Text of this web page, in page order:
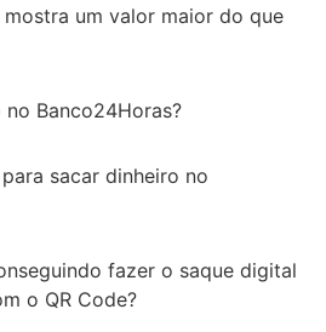
um valor maior do que
Banco24Horas?
sacar dinheiro no
fazer o saque digital
o QR Code?